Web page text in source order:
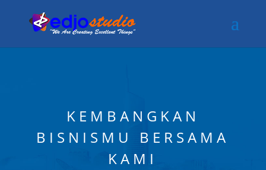
KEMBANGKAN
BISNISMU BERSAMA
KAMI